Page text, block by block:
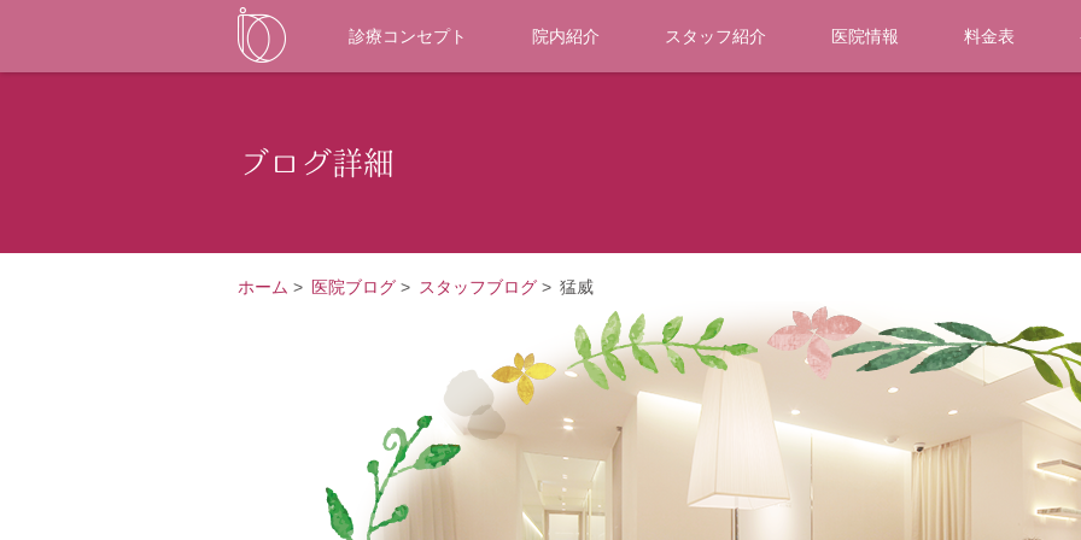
診療コンセプト 院内紹介 スタッフ紹介 医院情報 料金表
ブログ詳細
ホーム > 医院ブログ > スタッフブログ > 猛威